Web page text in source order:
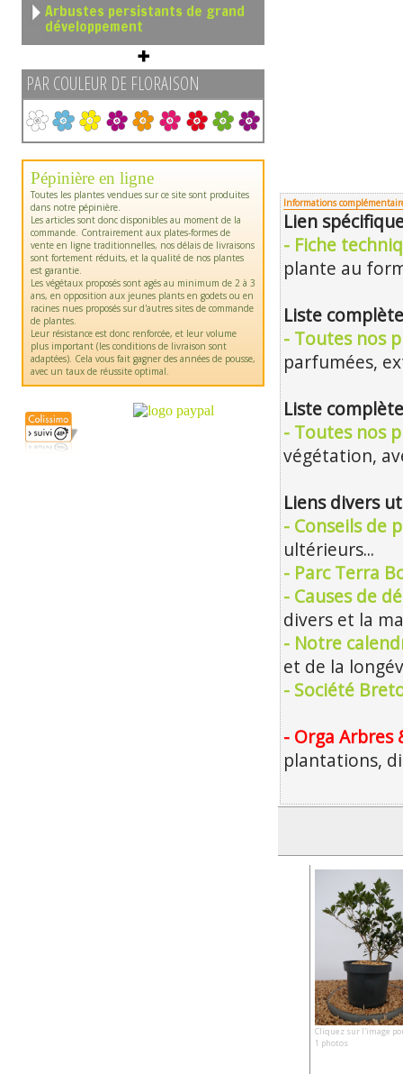
Arbustes persistants de grand
développement
PAR COULEUR DE FLORAISON
Pépinière en ligne
Toutes les plantes vendues sur ce site sont produites
dans notre pépinière.
Les articles sont donc disponibles au moment de la
commande. Contrairement aux plates-formes de
vente en ligne traditionnelles, nos délais de livraisons
sont fortement réduits, et la qualité de nos plantes
est garantie.
Les végétaux proposés sont agés au minimum de 2 à 3
ans, en opposition aux jeunes plants en godets ou en
racines nues proposés sur d'autres sites de commande
de plantes.
Leur résistance est donc renforcée, et leur volume
plus important (les conditions de livraison sont
adaptées). Cela vous fait gagner des années de pousse,
avec un taux de réussite optimal.
Informations
Lien
- Fiche
plante au
Liste
- Toutes nos
parfumées,
Liste
- Toutes nos
végétation,
Liens divers
- Conseils de
ultérieurs...
- Parc Terra
- Causes de
divers et la
- Notre
et de la
- Société
- Orga Arbres
plantations,
Cliquez sur l'image
1 photos